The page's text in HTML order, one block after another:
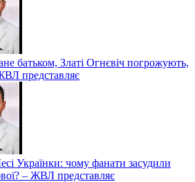
батьком, Златі Огнєвіч погрожують,
представляє
Українки: чому фанати засудили
– ЖВЛ представляє